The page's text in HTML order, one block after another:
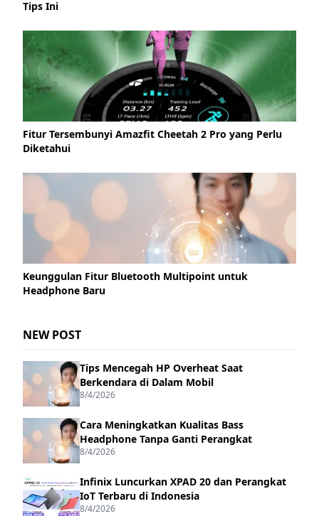
Tips Ini
Fitur Tersembunyi Amazfit Cheetah 2 Pro yang Perlu
Diketahui
Keunggulan Fitur Bluetooth Multipoint untuk
Headphone Baru
NEW POST
Tips Mencegah HP Overheat Saat
Berkendara di Dalam Mobil
8/4/2026
Cara Meningkatkan Kualitas Bass
Headphone Tanpa Ganti Perangkat
8/4/2026
Infinix Luncurkan XPAD 20 dan Perangkat
IoT Terbaru di Indonesia
8/4/2026